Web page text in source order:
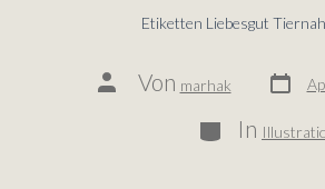
Etiketten Liebesgut
Von marhak
In